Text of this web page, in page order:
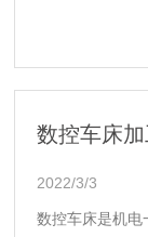
的初始参数与
数控车床
2022/3/3
数控车床是机电